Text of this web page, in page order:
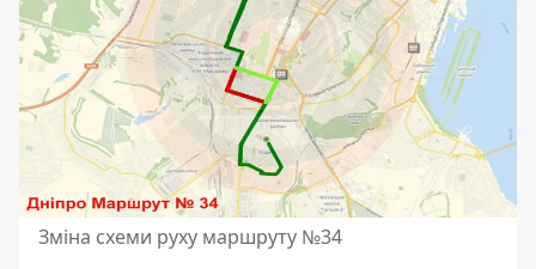
Зміна схеми руху маршруту №34